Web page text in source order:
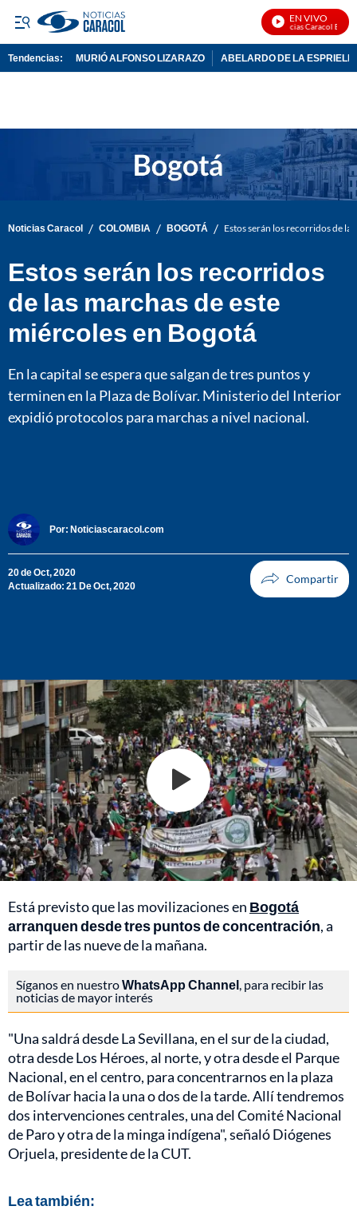
EN VIVO
Noticias Caracol En Vivo
Tendencias: MURIÓ ALFONSO LIZARAZO ABELARDO DE LA
Noticias Caracol / COLOMBIA / BOGOTÁ / Estos serán los recorridos de
Estos serán los recorridos
de las marchas de este
miércoles en Bogotá
En la capital se espera que salgan de tres puntos y
terminen en la Plaza de Bolívar. Ministerio del Interior
expidió protocolos para marchas a nivel nacional.
Por: Noticiascaracol.com
20 de Oct, 2020
Actualizado: 21 De Oct, 2020
Está previsto que las movilizaciones en Bogotá
arranquen desde tres puntos de concentración, a
partir de las nueve de la mañana.
Síganos en nuestroWhatsApp Channel , para recibir las
noticias de mayor interés
"Una saldrá desde La Sevillana, en el sur de la ciudad,
otra desde Los Héroes, al norte, y otra desde el Parque
Nacional, en el centro, para concentrarnos en la plaza
de Bolívar hacia la una o dos de la tarde. Allí tendremos
dos intervenciones centrales, una del Comité Nacional
de Paro y otra de la minga indígena", señaló Diógenes
Orjuela, presidente de la CUT.
Lea también: